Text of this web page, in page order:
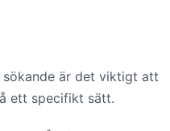
är det viktigt att
ett specifikt sätt.